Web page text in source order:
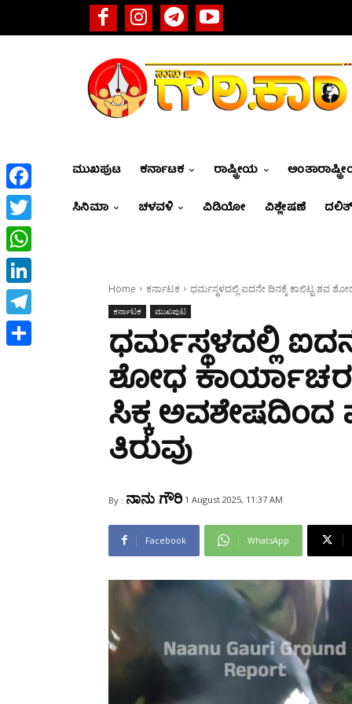
ಮುಖಪುಟ ಕರ್ನಾಟಕ ರಾಷ್ಟ್ರೀಯ
ಸಿನಿಮಾ
ಚಳವಳಿ ವಿಡಿಯೋ ವಿಶ್ಲೇಷಣೆ ದಲಿತ್
Home ಕರ್ನಾಟಕ ಧರ್ಮಸ್ಥಳದಲ್ಲಿ ಐದನೇ ದಿನಕ್ಕೆ ಕಾಲಿಟ್ಟ ಶವ
ಕರ್ನಾಟಕ ಮುಖಪುಟ
ಧರ್ಮಸ್ಥಳದಲ್ಲಿ
ಶೋಧ
ಸಿಕ್ಕ ಅವಶೇಷದಿಂದ
ತಿರುವು
By : ನಾನು ಗೌರಿ 1 August 2025, 11:37 AM
Facebook WhatsApp
Facebook
Twitter
WhatsApp
LinkedIn
Telegram